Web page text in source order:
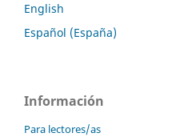
English
Español (España)
Información
Para lectores/as